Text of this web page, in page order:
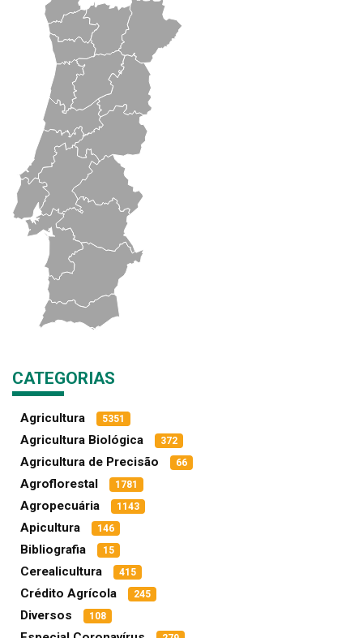
CATEGORIAS
Agricultura 5351
Agricultura Biológica 372
Agricultura de Precisão 66
Agroflorestal 1781
Agropecuária 1143
Apicultura 146
Bibliografia 15
Cerealicultura 415
Crédito Agrícola 245
Diversos 108